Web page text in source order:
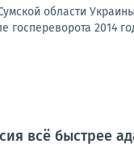
области
2014
всё быстрее